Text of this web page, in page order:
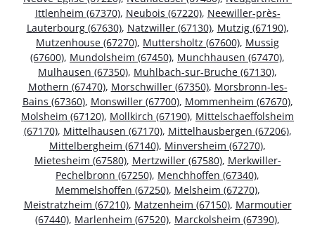
Ittlenheim (67370), Neubois (67220), Neewiller-près-
Lauterbourg (67630), Natzwiller (67130), Mutzig (67190),
Mutzenhouse (67270), Muttersholtz (67600), Mussig
(67600), Mundolsheim (67450), Munchhausen (67470),
Mulhausen (67350), Muhlbach-sur-Bruche (67130),
Mothern (67470), Morschwiller (67350), Morsbronn-les-
Bains (67360), Monswiller (67700), Mommenheim (67670),
Molsheim (67120), Mollkirch (67190), Mittelschaeffolsheim
(67170), Mittelhausen (67170), Mittelhausbergen (67206),
Mittelbergheim (67140), Minversheim (67270),
Mietesheim (67580), Mertzwiller (67580), Merkwiller-
Pechelbronn (67250), Menchhoffen (67340),
Memmelshoffen (67250), Melsheim (67270),
Meistratzheim (67210), Matzenheim (67150), Marmoutier
(67440), Marlenheim (67520), Marckolsheim (67390),